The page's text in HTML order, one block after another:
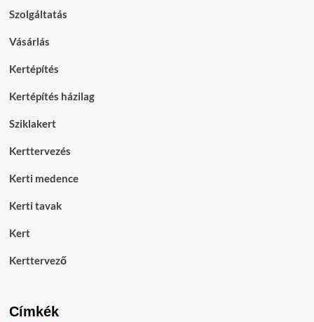
Szolgáltatás
Vásárlás
Kertépítés
Kertépítés házilag
Sziklakert
Kerttervezés
Kerti medence
Kerti tavak
Kert
Kerttervező
Címkék